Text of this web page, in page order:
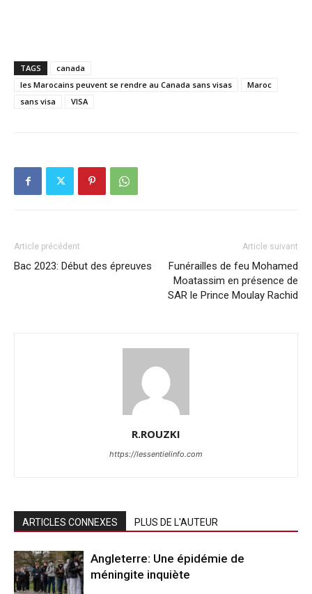
TAGS
canada
les Marocains peuvent se rendre au Canada sans visas
Maroc
sans visa
VISA
Article précédent
Bac 2023: Début des épreuves
Article suivant
Funérailles de feu Mohamed
Moatassim en présence de
SAR le Prince Moulay Rachid
R.ROUZKI
https://lessentielinfo.com
ARTICLES CONNEXES PLUS DE L'AUTEUR
Angleterre: Une épidémie de
méningite inquiète